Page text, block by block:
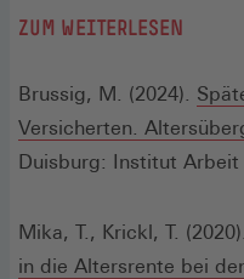
ZUM WEITERLESEN
Brussig, M. (2024).
Versicherten.
Duisburg: Institut Arbeit
Mika, T., Krickl, T. (2020).
in die Altersrente bei